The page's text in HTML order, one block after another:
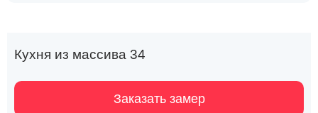
Кухня из массива 34
Заказать замер